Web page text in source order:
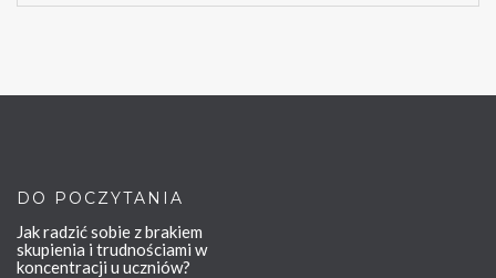
DO POCZYTANIA
Jak radzić sobie z brakiem
skupienia i trudnościami w
koncentracji u uczniów?